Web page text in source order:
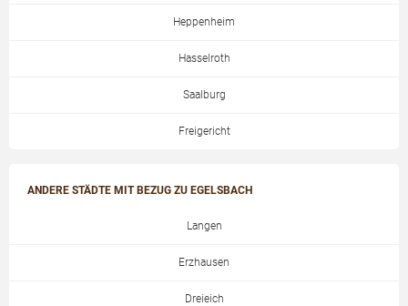
Heppenheim
Hasselroth
Saalburg
Freigericht
ANDERE STÄDTE MIT BEZUG ZU EGELSBACH
Langen
Erzhausen
Dreieich